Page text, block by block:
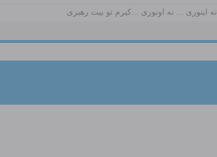
نه اینوری ... نه اونوری ...کیرم تو بیت رهبری